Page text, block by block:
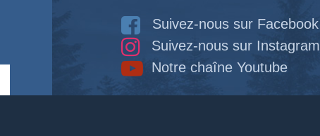
Suivez-nous sur Facebook
Suivez-nous sur Instagram
Notre chaîne Youtube